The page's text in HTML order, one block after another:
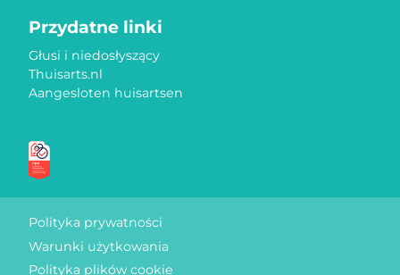
Przydatne linki
Głusi i niedosłyszący
Thuisarts.nl
Aangesloten huisartsen
Polityka prywatności
Warunki użytkowania
Polityka plików cookie